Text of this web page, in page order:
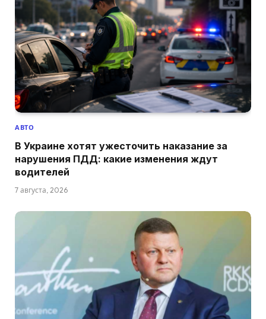
АВТО
В Украине хотят ужесточить наказание за
нарушения ПДД: какие изменения ждут
водителей
7 августа, 2026